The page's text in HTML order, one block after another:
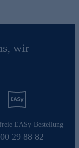
wir
EASy-Bestellung
29 88 82